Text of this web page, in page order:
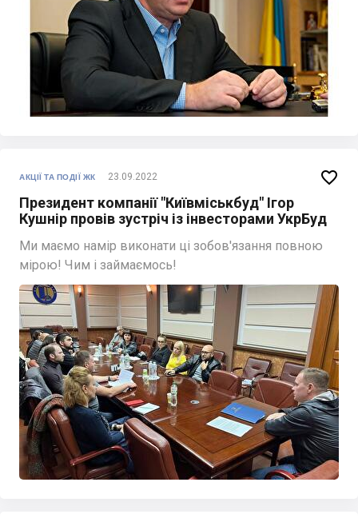
АКЦІЇ ТА ПОДІЇ ЖК 23.09.2022
Президент компанії "Київміськбуд" Ігор
Кушнір провів зустріч із інвесторами УкрБуд
Ми маємо намір виконати ці зобов'язання повною
мірою! Чим і займаємось!
